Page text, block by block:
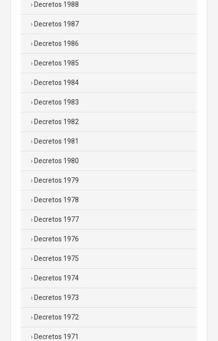
Decretos 1988
Decretos 1987
Decretos 1986
Decretos 1985
Decretos 1984
Decretos 1983
Decretos 1982
Decretos 1981
Decretos 1980
Decretos 1979
Decretos 1978
Decretos 1977
Decretos 1976
Decretos 1975
Decretos 1974
Decretos 1973
Decretos 1972
Decretos 1971